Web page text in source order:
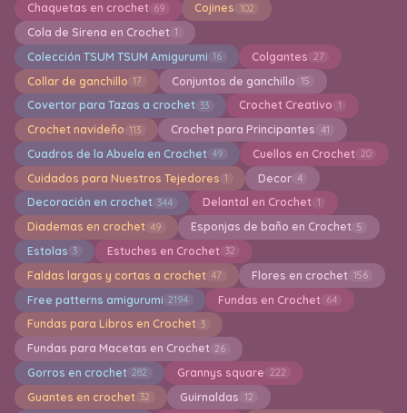
Chaquetas en crochet 69 Cojines 102
Cola de Sirena en Crochet 1
Colección TSUM TSUM Amigurumi 16 Colgantes 27
Collar de ganchillo 17 Conjuntos de ganchillo 15
Covertor para Tazas a crochet 33 Crochet Creativo 1
Crochet navideño 113 Crochet para Principantes 41
Cuadros de la Abuela en Crochet 49 Cuellos en Crochet 20
Cuidados para Nuestros Tejedores 1 Decor 4
Decoración en crochet 344 Delantal en Crochet 1
Diademas en crochet 49 Esponjas de baño en Crochet 5
Estolas 3 Estuches en Crochet 32
Faldas largas y cortas a crochet 47 Flores en crochet 156
Free patterns amigurumi 2194 Fundas en Crochet 64
Fundas para Libros en Crochet 3
Fundas para Macetas en Crochet 26
Gorros en crochet 282 Grannys square 222
Guantes en crochet 32 Guirnaldas 12